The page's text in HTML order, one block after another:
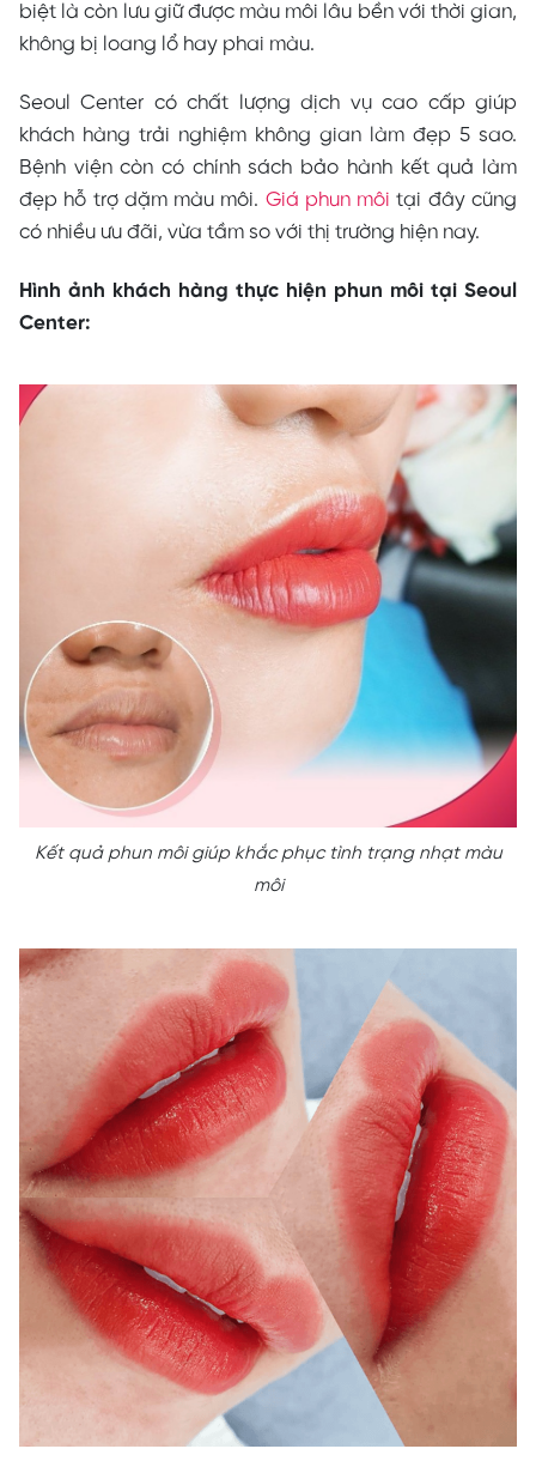
biệt là còn lưu giữ được màu môi lâu bền với thời gian,
không bị loang lổ hay phai màu.
Seoul Center có chất lượng dịch vụ cao cấp giúp
khách hàng trải nghiệm không gian làm đẹp 5 sao.
Bệnh viện còn có chính sách bảo hành kết quả làm
đẹp hỗ trợ dặm màu môi. Giá phun môi tại đây cũng
có nhiều ưu đãi, vừa tầm so với thị trường hiện nay.
Hình ảnh khách hàng thực hiện phun môi tại Seoul
Center:
Kết quả phun môi giúp khắc phục tình trạng nhạt màu
môi